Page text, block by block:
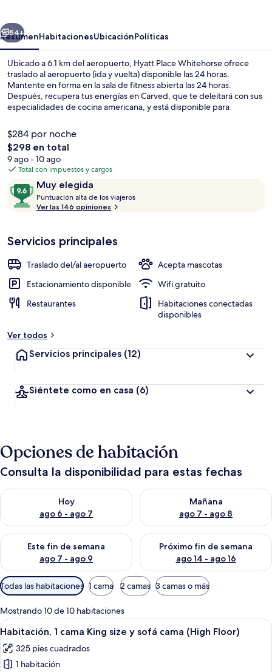
Siguiente
54+
ResumenHabitacionesUbicaciónPolíticas
Ubicado a 6.1 km del aeropuerto, Hyatt Place Whitehorse ofrece
traslado al aeropuerto (ida y vuelta) disponible las 24 horas.
Mantente en forma en la sala de fitness abierta las 24 horas.
Después, recupera tus energías en Carved, que te deleitará con sus
especialidades de cocina americana, y está disponible para
Centre como Whitehorse Downtown Dog Park están a solo 10
minutos a pie.
$284 por noche
El
precio
total
de
$298
$298 en total
9 ago - 10 ago
Total con impuestos y cargos
OpinionesMuy elegida
9.6
de
10,
elegida
Puntuación alta de los viajeros
c
ó
n
a
e
v
i
a
e
s
Ver las 146 opiniones
Servicios principales
Traslado del/al aeropuerto
Acepta mascotas
Estacionamiento disponible
Wifi gratuito
Restaurantes
Habitaciones conectadas
disponibles
Ver todos
Servicios principales (12)
Siéntete como en casa (6)
Opciones de habitación
Consulta la disponibilidad para estas fechas
Hoy
ago 6 - ago 7
Consulta la disponibilidad para hoy ago 6 - ago 7
Mañana
ago 7 - ago 8
Consulta la disponibilidad
Este fin de semana
ago 7 - ago 9
Consulta la disponibilidad para este fin de semana ago 7 -
Próximo fin de semana
ago 14 - ago 16
Consulta la disponibilidad
Filtros
disponibles
para
las
habitaciones
Todas las habitaciones 1 cama 2 camas 3 camas o más
Mostrando 10 de 10 habitaciones
Abrir
todas
las
fotos
Una habitación de hotel moderna
5
Habitación, 1 cama King size y sofá cama (High Floor)
325 pies cuadrados
1 habitación